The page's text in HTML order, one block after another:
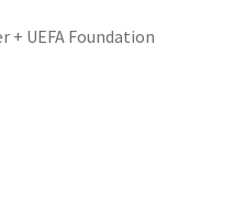
+ UEFA Foundation